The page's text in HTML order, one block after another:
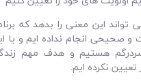
این معنی را بدهد که
و صحیحی انجام نداده ایم و یا
هستیم و هدف مهم
تعیین نکرده ایم.